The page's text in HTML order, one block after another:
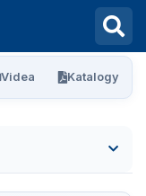
Videa Katalogy